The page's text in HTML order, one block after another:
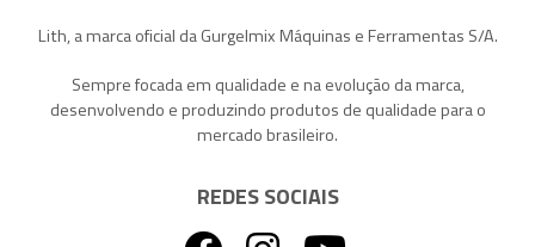
Lith, a marca oficial da Gurgelmix Máquinas e Ferramentas S/A.
Sempre focada em qualidade e na evolução da marca,
desenvolvendo e produzindo produtos de qualidade para o
mercado brasileiro.
REDES SOCIAIS